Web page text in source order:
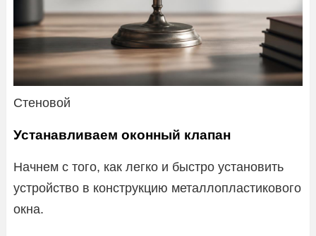
Стеновой
Устанавливаем оконный клапан
Начнем с того, как легко и быстро установить
устройство в конструкцию металлопластикового
окна.